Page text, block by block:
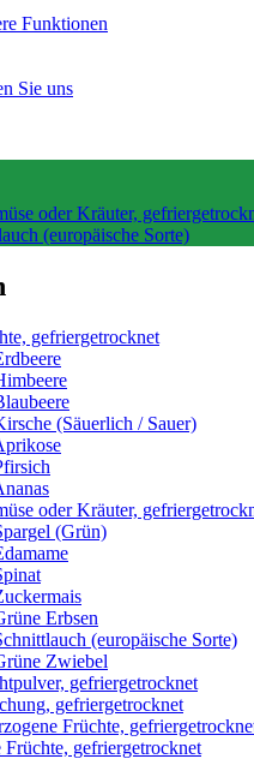
Funktionen
Sie uns
oder Kräuter,
(europäische Sorte)
gefriergetrocknet
(Säuerlich / Sauer)
oder Kräuter,
(Grün)
Erbsen
(europäische Sorte)
Zwiebel
gefriergetrocknet
gefriergetrocknet
Früchte,
Früchte, gefriergetrocknet